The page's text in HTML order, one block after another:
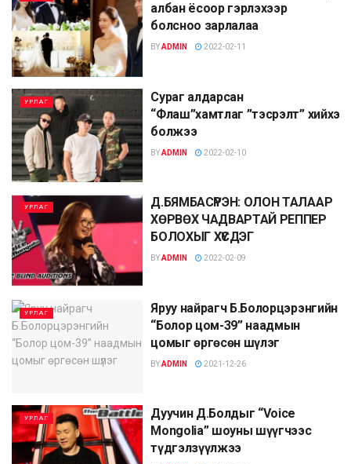
албан ёсоор гэрлэхээр
болсноо зарлалаа
BYADMIN 2022-02-11
УРЛАГ
Сураг алдарсан
“Флаш”хамтлаг ”тэсрэлт”
болжээ
BYADMIN 2022-02-10
УРЛАГ
Д.БЯМБАСҮРЭН: ОЛОН ТАЛААР
ХӨРВӨХ ЧАДВАРТАЙ РЕППЕР
БОЛОХЫГ ХҮСДЭГ
BYADMIN 2022-02-09
УРЛАГ
Яруу найрагч Б.Болорцэрэнгийн
“Болор цом-39” наадмын
цомыг өргөсөн шүлэг
BYADMIN 2021-12-26
УРЛАГ
Дуучин Д.Болдыг “Voice
Mongolia” шоуны шүүгчээс
түдгэлзүүлжээ